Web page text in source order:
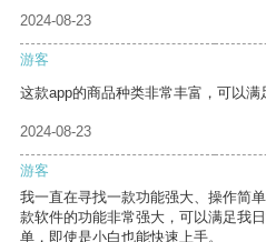
2024-08-23
游客
这款app的商品种类非常丰富，可以满
2024-08-23
游客
我一直在寻找一款功能强大、操作简
款软件的功能非常强大，可以满足我
单，即使是小白也能快速上手。